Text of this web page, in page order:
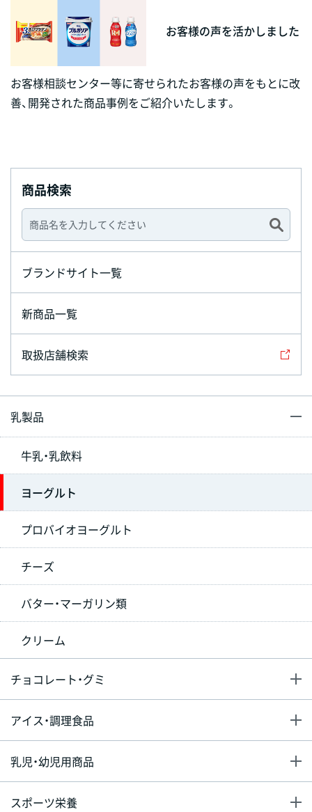
お客様の声を活かしました
お客様相談センター等に寄せられたお客様の声をもとに改
善、開発された商品事例をご紹介いたします。
商品検索
ブランドサイト一覧
新商品一覧
取扱店舗検索
乳製品
牛乳・乳飲料
ヨーグルト
プロバイオヨーグルト
チーズ
バター・マーガリン類
クリーム
チョコレート・グミ
アイス・調理食品
乳児・幼児用商品
スポーツ栄養